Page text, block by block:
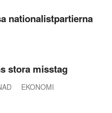
nationalistpartierna
stora misstag
EKONOMI